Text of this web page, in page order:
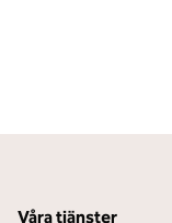
Våra tjänster